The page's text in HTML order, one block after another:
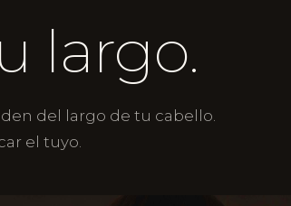
largo.
del largo de tu cabello.
el tuyo.